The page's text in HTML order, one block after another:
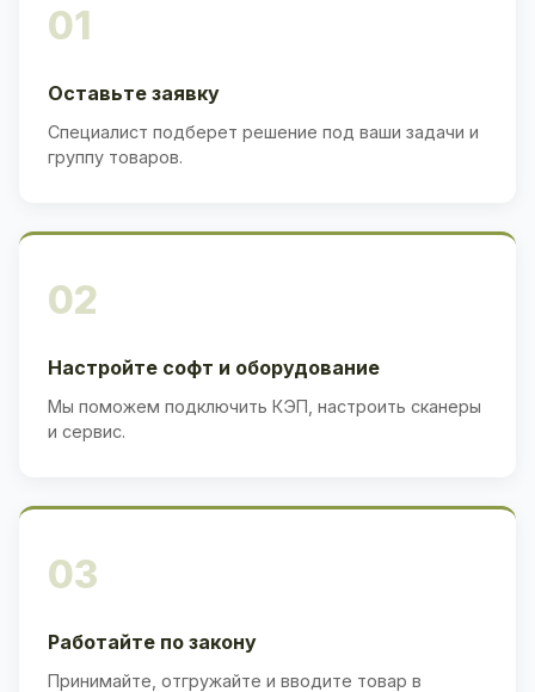
01
Оставьте заявку
Специалист подберет решение под ваши задачи и
группу товаров.
02
Настройте софт и оборудование
Мы поможем подключить КЭП, настроить сканеры
и сервис.
03
Работайте по закону
Принимайте, отгружайте и вводите товар в